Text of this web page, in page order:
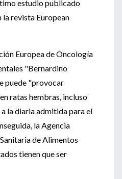
estudio publicado
la revista European
Europea de Oncología
"Bernardino
puede "provocar
en ratas hembras, incluso
la diaria admitida para el
la Agencia
de Alimentos
tienen que ser